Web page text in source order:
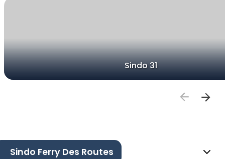
Sindo 31
Sindo Ferry Des Routes